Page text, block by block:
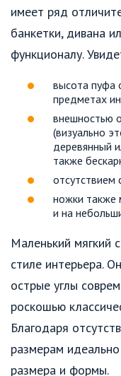
имеет ряд
банкетки, дивана
функционалу.
высота пуфа
предметах
внешностью
(визуально
деревянный
также
отсутствием
ножки также
и на
Маленький мягкий
стиле интерьера.
острые углы
роскошью
Благодаря
размерам
размера и формы.